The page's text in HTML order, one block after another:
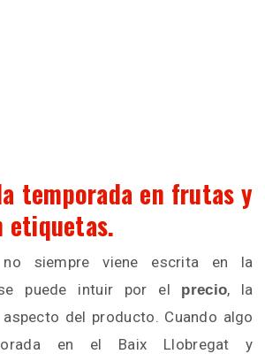
temporada en frutas y
etiquetas.
siempre viene escrita en la
puede intuir por el precio, la
del producto. Cuando algo
en el Baix Llobregat y